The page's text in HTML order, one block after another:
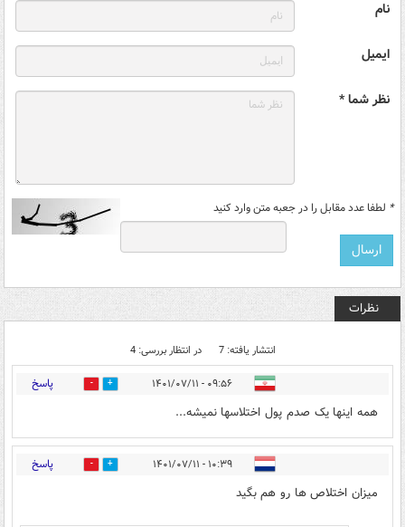
نام
ایمیل
نظر شما *
* لطفا عدد مقابل را در جعبه متن وارد کنید
نظرات
انتشار یافته: 7 در انتظار بررسی: 4
۰۹:۵۶ - ۱۴۰۱/۰۷/۱۱ 3 پاسخ
همه اینها یک صدم پول اختلاسها نمیشه...
۱۰:۳۹ - ۱۴۰۱/۰۷/۱۱ 4 پاسخ
میزان اختلاص ها رو هم بگید